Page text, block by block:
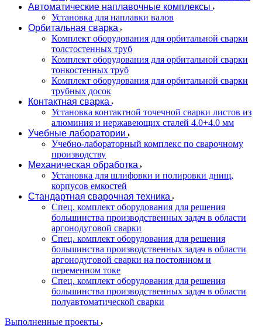
Автоматические наплавочные комплексы
Установка для наплавки валов
Орбитальная сварка
Комплект оборудования для орбитальной сварки
толстостенных труб
Комплект оборудования для орбитальной сварки
тонкостенных труб
Комплект оборудования для орбитальной сварки
трубных досок
Контактная сварка
Установка контактной точечной сварки листов из
алюминия и нержавеющих сталей 4.0+4.0 мм
Учебные лаборатории
Учебно-лабораторный комплекс по сварочному
производству
Механическая обработка
Установка для шлифовки и полировки днищ,
корпусов емкостей
Стандартная сварочная техника
Спец. комплект оборудования для решения
большинства производственных задач в области
аргонодуговой сварки
Спец. комплект оборудования для решения
большинства производственных задач в области
аргонодуговой сварки на постоянном и
переменном токе
Спец. комплект оборудования для решения
большинства производственных задач в области
полуавтоматической сварки
Выполненные проекты